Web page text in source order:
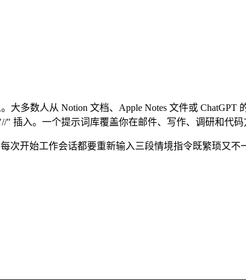
多数人从 Notion 文档、Apple Notes 文件或 ChatGPT
插入。一个提示词库覆盖你在邮件、写作、调研和代码
开始工作会话都要重新输入三段情境指令既繁琐又